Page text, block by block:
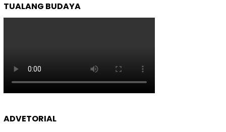
TUALANG BUDAYA
ADVETORIAL